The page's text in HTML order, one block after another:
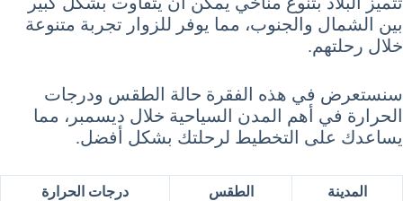
بين الشمال والجنوب، مما يوفر للزوار تجربة متنوعة
خلال رحلتهم.
سنستعرض في هذه الفقرة حالة الطقس ودرجات
الحرارة في أهم المدن السياحية خلال ديسمبر، مما
يساعدك على التخطيط لرحلتك بشكل أفضل.
المدينة الطقس درجات الحرارة